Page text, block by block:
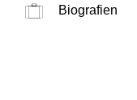
Biografien